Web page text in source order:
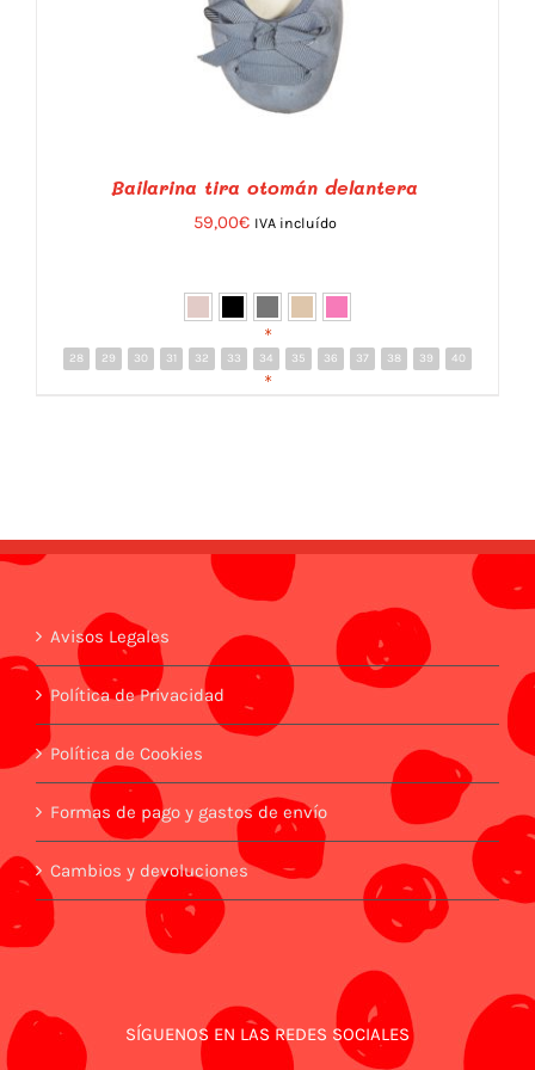
DETALLES
Bailarina tira otomán delantera
59,00€ IVA incluído
*
28 29 30 31 32 33 34 35 36 37 38 39 40
*
Avisos Legales
Política de Privacidad
Política de Cookies
Formas de pago y gastos de envío
Cambios y devoluciones
SÍGUENOS EN LAS REDES SOCIALES